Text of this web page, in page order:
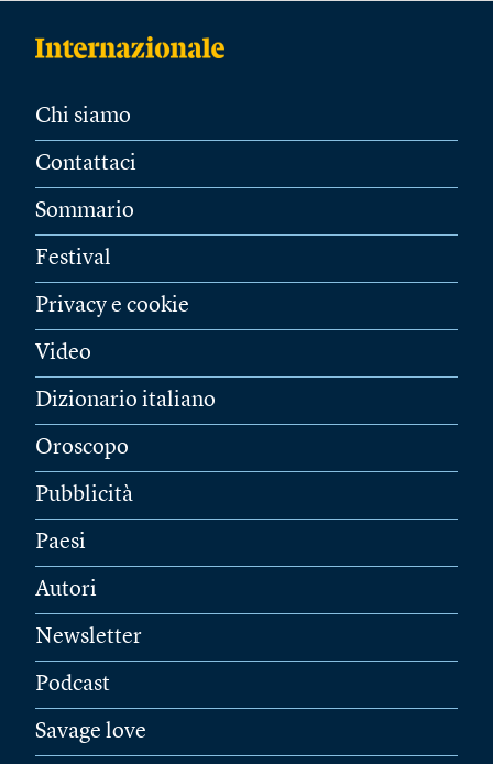
Chi siamo
Contattaci
Sommario
Festival
Privacy e cookie
Video
Dizionario italiano
Oroscopo
Pubblicità
Paesi
Autori
Newsletter
Podcast
Savage love